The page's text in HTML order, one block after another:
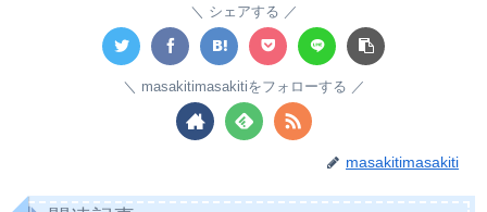
シェアする
masakitimasakitiをフォローする
masakitimasakiti